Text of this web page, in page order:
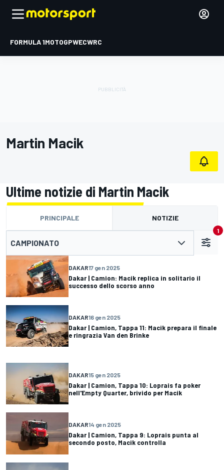
FORMULA 1MOTOGPWECWRC
Martin Macik
Ultime notizie di Martin Macik
PRINCIPALE NOTIZIE
CAMPIONATO
1
DAKAR17 gen 2025
Dakar | Camion: Macik replica in solitario il
successo dello scorso anno
DAKAR16 gen 2025
Dakar | Camion, Tappa 11: Macik prepara il finale
e ringrazia Van den Brinke
DAKAR15 gen 2025
Dakar | Camion, Tappa 10: Loprais fa poker
nell'Empty Quarter, brivido per Macik
DAKAR14 gen 2025
Dakar | Camion, Tappa 9: Loprais punta al
secondo posto, Macik controlla